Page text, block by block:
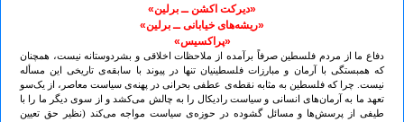
«دیرکت اکشن ــ برلین»
«ریشه‌های خیابانی ــ برلین»
«پراکسیس»
دفاع ما از مردم فلسطین صرفاً برآمده از ملاحظات اخلاقی و بشردوستانه نیست، همچنان
که همبستگی با آرمان و مبارزات فلسطینیان تنها در پیوند با سابقه‌ی تاریخی این مسأله
نیست. چرا که فلسطین به مثابه نقطه‌ی عطفی بحرانی در پهنه‌ی سیاست معاصر، از یک‌سو
تعهد ما به آرمان‌های انسانی و سیاست رادیکال را به چالش می‌کشد و از سوی دیگر ما را با
طیفی از پرسش‌ها و مسائل گشوده در حوزه‌ی سیاست مواجه می‌کند (نظیر حق تعیین